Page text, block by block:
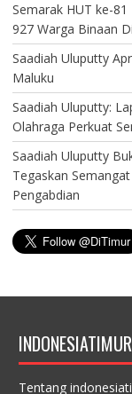
Semarak HUT ke-
927 Warga Binaan
Saadiah Uluputty
Maluku
Saadiah Uluputty:
Olahraga Perkuat
Saadiah Uluputty
Tegaskan
Pengabdian
Tentang